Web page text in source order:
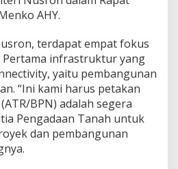
AHY.
terdapat empat fokus
infrastruktur yang
yaitu pembangunan
“Ini kami harus petakan
BPN) adalah segera
Pengadaan Tanah untuk
dan pembangunan